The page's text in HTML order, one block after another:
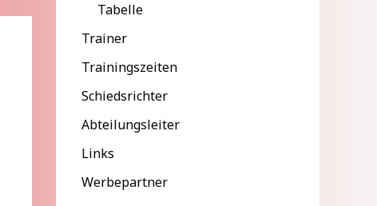
Tabelle
Trainer
Trainingszeiten
Schiedsrichter
Abteilungsleiter
Links
Werbepartner